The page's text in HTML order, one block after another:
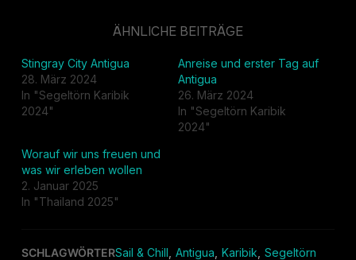
ÄHNLICHE BEITRÄGE
Stingray City Antigua
28. März 2024
In "Segeltörn Karibik
2024"
Anreise und erster Tag auf
Antigua
26. März 2024
In "Segeltörn Karibik
2024"
Worauf wir uns freuen und
was wir erleben wollen
2. Januar 2025
In "Thailand 2025"
SCHLAGWÖRTERSail & Chill Antigua Karibik Segeltörn